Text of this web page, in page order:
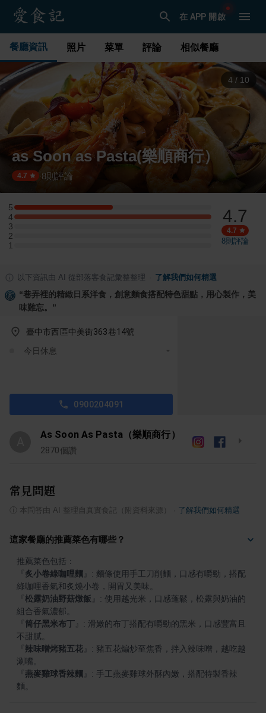
在 APP 開啟
餐廳資訊 照片 菜單 評論 相似餐廳
5 / 10
as Soon as Pasta(樂順商行）
4.7 ·8則評論
5
5 星：1 則評論
4
4 星：2 則評論
3
3 星：0 則評論
2
2 星：0 則評論
1
1 星：0 則評論
4.7
4.7
8則評論
以下資訊由 AI 從部落客食記彙整整理 了解我們如何精選
“巷弄裡的精緻日系洋食，創意麵食搭配特色甜點，用心製作，美
味難忘。 ”
臺中市西區中美街363巷14號
今日休息
0900204091
As Soon As Pasta（樂順商行）
2870個讚
常見問題
本問答由 AI 整理自真實食記（附資料來源） 了解我們如何精選
這家餐廳的推薦菜色有哪些？
炙小卷綠咖哩麵
: 麵條使用手工刀削麵，口感有嚼勁，搭配
松露奶油野菇燉飯
: 使用越光米，口感蓬鬆，松露與奶油的
筒仔黑米布丁
: 滑嫩的布丁搭配有嚼勁的黑米，口感豐富且
辣味噌烤豬五花
: 豬五花煸炒至焦香，拌入辣味噌，越吃越
燕麥雞球香辣麵
: 手工燕麥雞球外酥內嫩，搭配特製香辣
麵。